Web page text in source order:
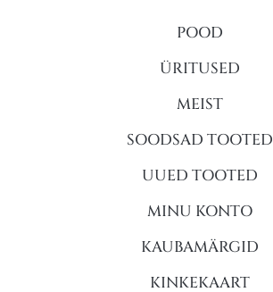
POOD
ÜRITUSED
MEIST
SOODSAD TOOTED
UUED TOOTED
MINU KONTO
KAUBAMÄRGID
KINKEKAART